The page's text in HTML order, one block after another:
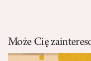
Może Cię